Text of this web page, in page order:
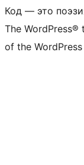
Код — это
The
of the